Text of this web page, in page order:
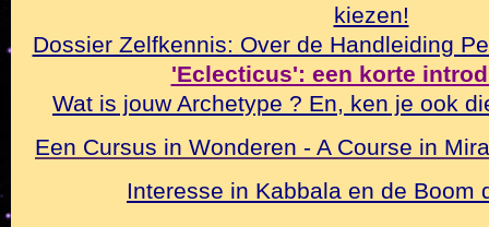
kiezen!
Dossier Zelfkennis: Over de Handleiding
'Eclecticus': een korte
Wat is jouw Archetype ? En, ken je ook
Een Cursus in Wonderen - A Course in
Interesse in Kabbala en de Boom